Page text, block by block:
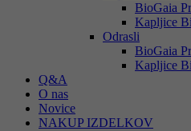
BioGaia
Kapljice
Odrasli
BioGaia
Kapljice
Q&A
O nas
Novice
NAKUP IZDELKOV